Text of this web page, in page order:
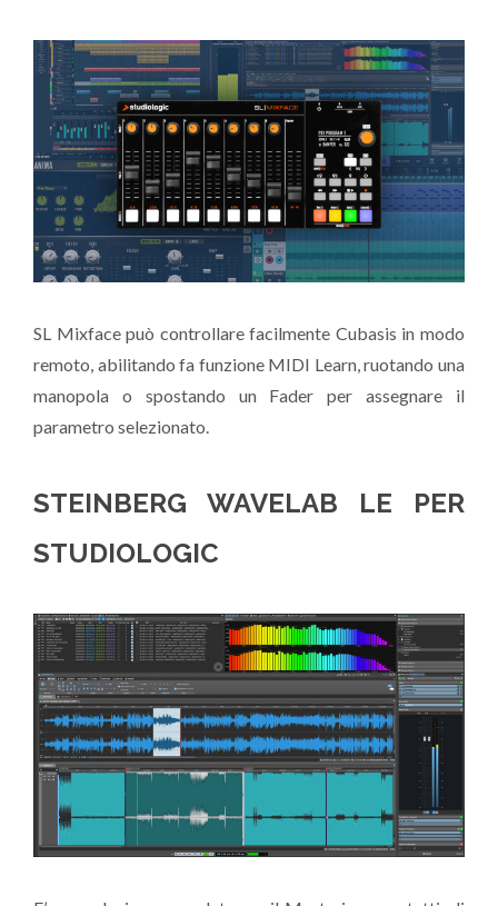
SL Mixface può controllare facilmente Cubasis in modo
remoto, abilitando fa funzione MIDI Learn, ruotando una
manopola o spostando un Fader per assegnare il
parametro selezionato.
STEINBERG WAVELAB LE PER
STUDIOLOGIC